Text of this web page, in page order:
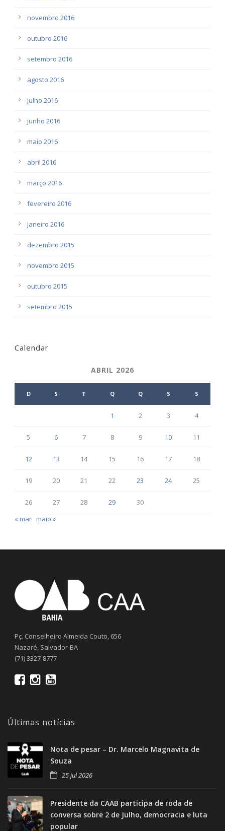
novembro 2016
outubro 2016
setembro 2016
agosto 2016
julho 2016
junho 2016
maio 2016
abril 2016
março 2016
fevereiro 2016
janeiro 2016
dezembro 2015
novembro 2015
outubro 2015
setembro 2015
Calendar
ABRIL 2026
D S T Q Q S S
1 2 3 4
5 6 7 8 9 10 11
12 13 14 15 16 17 18
19 20 21 22 23 24 25
26 27 28 29
30
« mar maio »
Pç. Conselheiro Almeida Couto, 656
Nazaré, Salvador-BA
(71) 3327-8777
Últimas notícias
Nota de pesar – Dr. Marcelo Magnavita de
Souza
25 jul 2026
Presidente da CAAB participa de roda de
conversa sobre 2 de Julho, democracia e luta
popular